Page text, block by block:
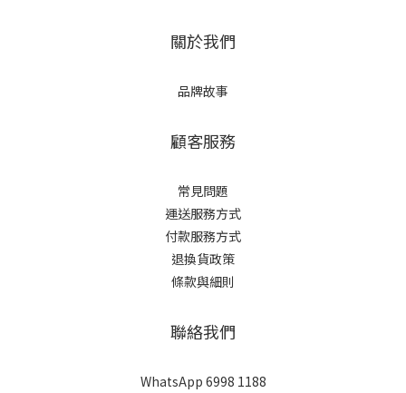
關於我們
品牌故事
顧客服務
常見問題
運送服務方式
付款服務方式
退換貨政策
條款與細則
聯絡我們
WhatsApp 6998 1188